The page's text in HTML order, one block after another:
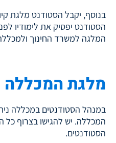
המלגה למשרד החינוך
מלגת המכללה
במנהל הסטודנטים במכללה
המכללה. יש להגישו בצרוף
הסטודנטים.